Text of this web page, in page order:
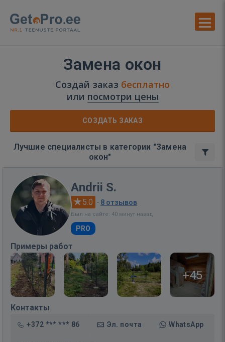
Замена окон
Создай заказ бесплатно
или посмотри цены
СОЗДАТЬ ЗАКАЗ
Лучшие специалисты в категории "Замена
окон"
Andrii S.
5.0 · 8 отзывов
Был на сайте: 40 минут назад
PRO
Примеры работ
+45
Контакты
+372 *** *** 86 Эл. почта WhatsApp